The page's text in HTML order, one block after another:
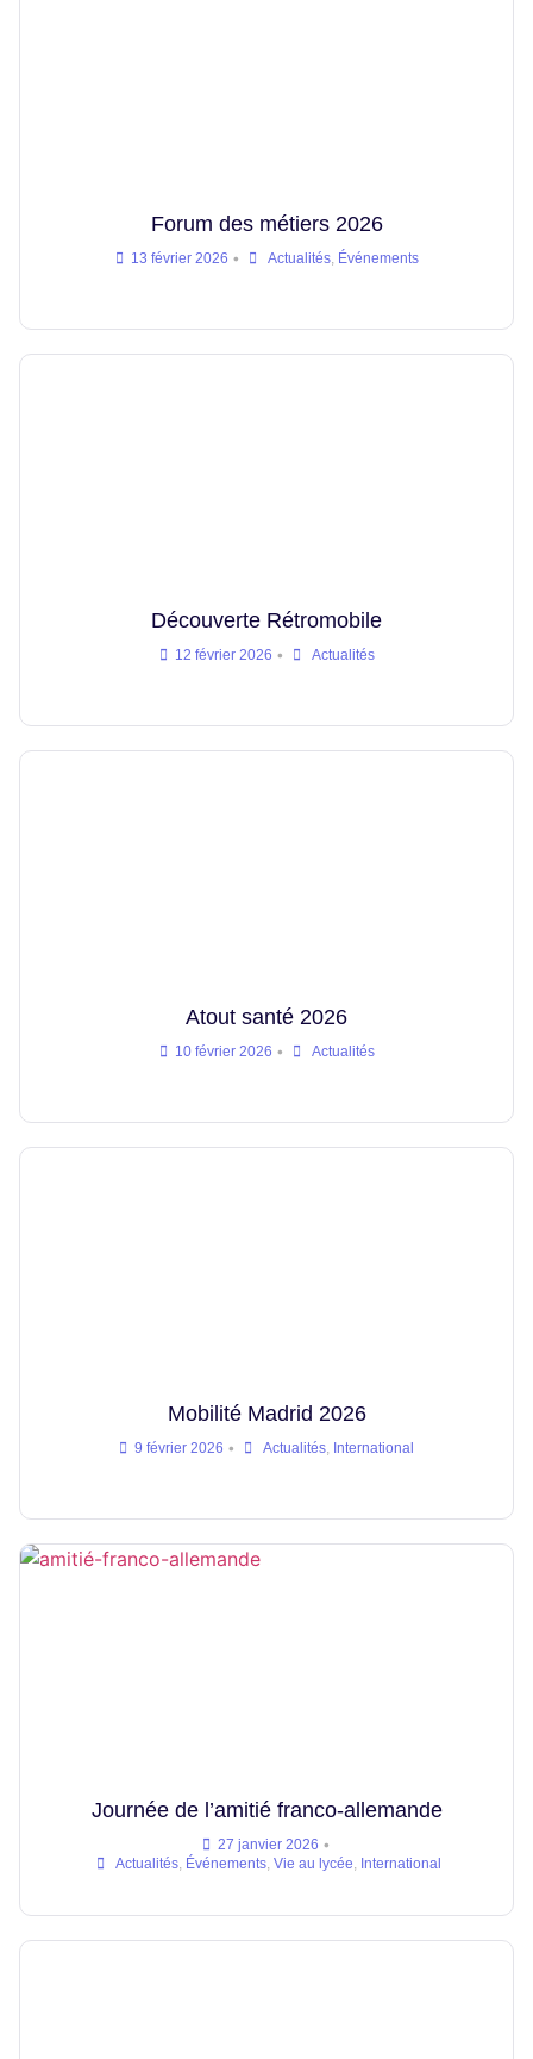
Forum des métiers 2026
13 février 2026 • Actualités, Événements
Découverte Rétromobile
12 février 2026 • Actualités
Atout santé 2026
10 février 2026 • Actualités
Mobilité Madrid 2026
9 février 2026 • Actualités, International
Journée de l’amitié franco-allemande
27 janvier 2026 •
Actualités, Événements, Vie au lycée, International